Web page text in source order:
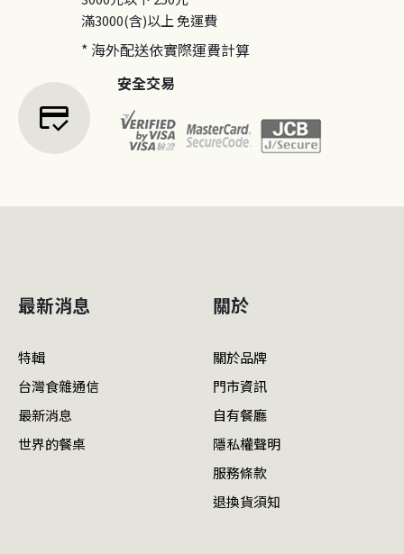
滿3000(含)以上免運費
* 海外配送依實際運費計算
credit_score
安全交易
最新消息
特輯
台灣食雜通信
最新消息
世界的餐桌
關於
關於品牌
門市資訊
自有餐廳
隱私權聲明
服務條款
退換貨須知